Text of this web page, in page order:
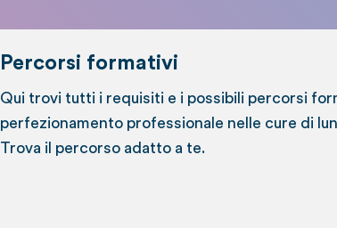
Percorsi formativi
Qui trovi tutti i requisiti e i possibili percorsi
perfezionamento professionale nelle cure di
Trova il percorso adatto a te.